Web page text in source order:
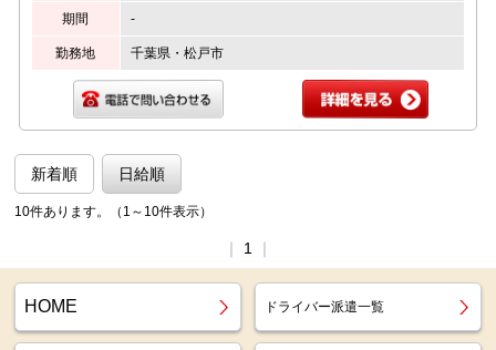
期間 -
勤務地 千葉県・松戸市
新着順 日給順
10件あります。（1～10件表示）
1
HOME ドライバー派遣一覧